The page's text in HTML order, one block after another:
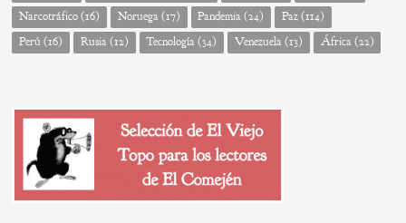
Narcotráfico(16) Noruega(17) Pandemia(24) Paz(114)
Perú (16) Rusia(12) Tecnología(34) Venezuela(13) África(22)